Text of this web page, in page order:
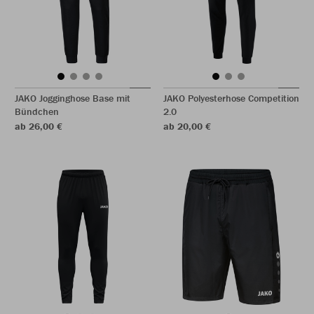
JAKO Jogginghose Base mit
Bündchen
ab 26,00 €
JAKO Polyesterhose Competition
2.0
ab 20,00 €